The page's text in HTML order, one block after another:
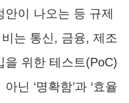
이 나오는 등 규제
는 통신, 금융, 제조
을 위한 테스트(PoC)
닌 ‘명확함’과 ‘효율